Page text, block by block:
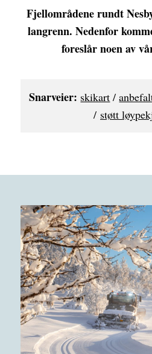
Fjellområdene rundt
langrenn. Nedenfor
foreslår noen av
Snarveier: skikart /
/ støtt